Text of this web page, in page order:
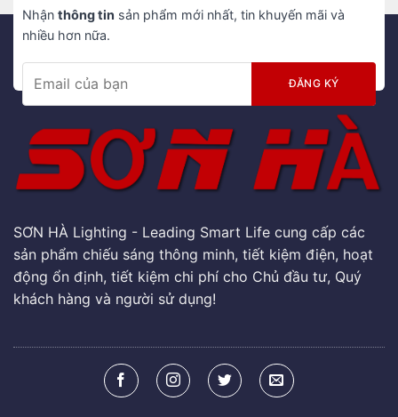
Nhận thông tin sản phẩm mới nhất, tin khuyến mãi và
nhiều hơn nữa.
SƠN HÀ Lighting - Leading Smart Life cung cấp các
sản phẩm chiếu sáng thông minh, tiết kiệm điện, hoạt
động ổn định, tiết kiệm chi phí cho Chủ đầu tư, Quý
khách hàng và người sử dụng!